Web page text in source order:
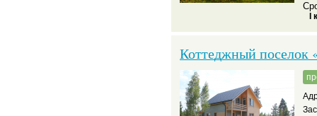
I
Коттеджный поселок